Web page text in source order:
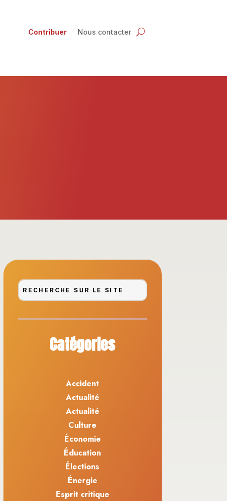
Contribuer Nous contacter
Catégories
Accident
Actualité
Actualité
Culture
Économie
Éducation
Élections
Énergie
Esprit critique